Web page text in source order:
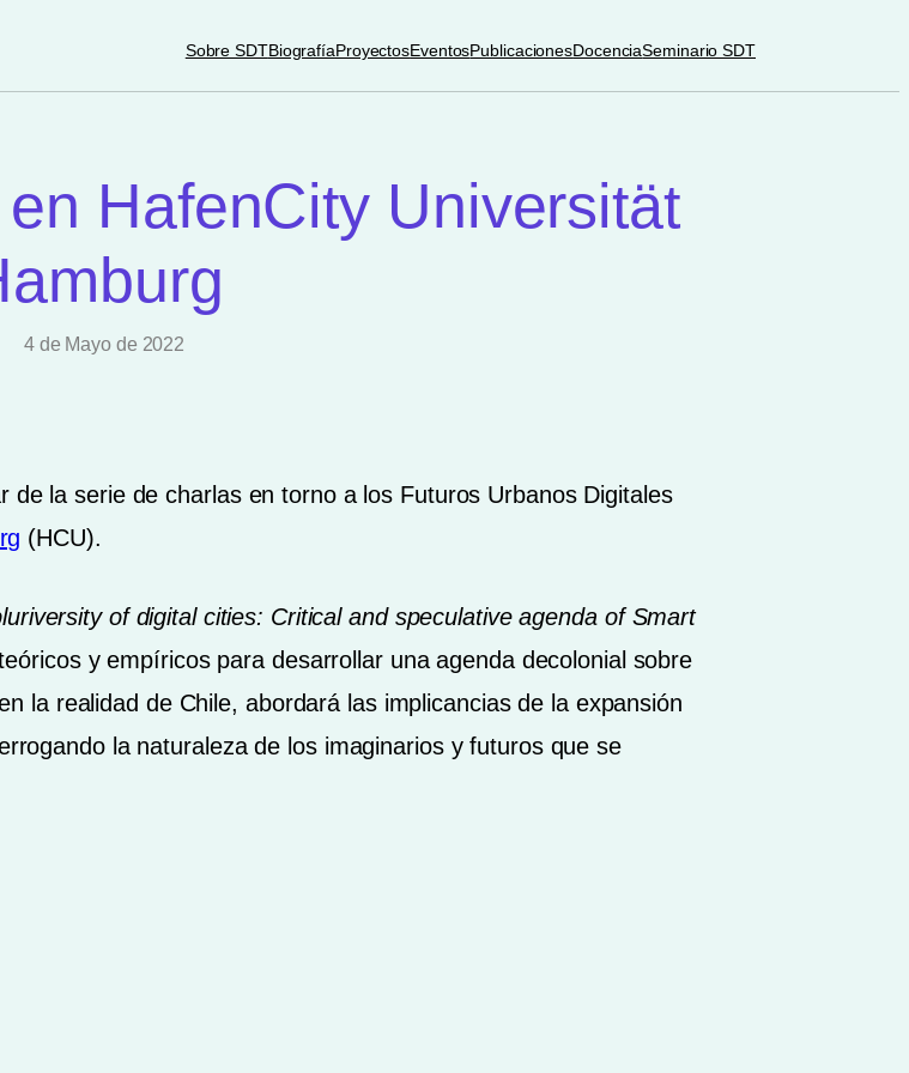
Sobre SDTBiografíaProyectosEventosPublicacionesDocenciaSeminario SDT
HafenCity Universität
4 de Mayo de 2022
de la serie de charlas en torno a los Futuros Urbanos Digitales
(HCU).
of digital cities: Critical and speculative agenda of Smart
y empíricos para desarrollar una agenda decolonial sobre
la realidad de Chile, abordará las implicancias de la expansión
la naturaleza de los imaginarios y futuros que se